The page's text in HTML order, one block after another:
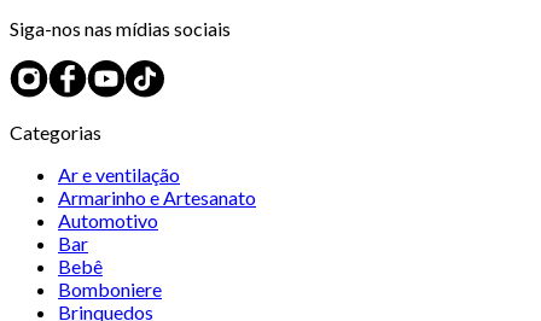
Siga-nos nas mídias sociais
Categorias
Ar e ventilação
Armarinho e Artesanato
Automotivo
Bar
Bebê
Bomboniere
Brinquedos